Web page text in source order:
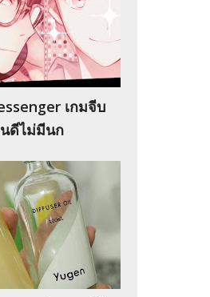
เกมจีบ
ดีไม่มีนก